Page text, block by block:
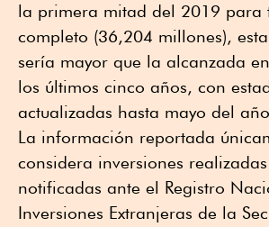
la primera mitad del 2019 para
completo (36,204 millones),
sería mayor que la alcanzada
los últimos cinco años, con
actualizadas hasta mayo del
La información reportada
considera inversiones
notificadas ante el Registro
Inversiones Extranjeras de la